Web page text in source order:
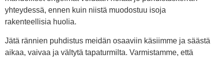
yhteydessä, ennen kuin niistä muodostuu isoja
rakenteellisia huolia.
Jätä rännien puhdistus meidän osaaviin käsiimme ja säästä
aikaa, vaivaa ja vältytä tapaturmilta. Varmistamme, että